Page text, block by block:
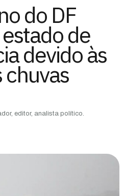
do DF
de
devido às
editor, analista político.